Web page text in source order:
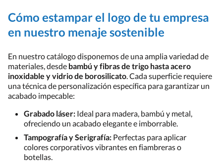
Cómo estampar el logo de tu empresa
en nuestro menaje sostenible
En nuestro catálogo disponemos de una amplia variedad de
materiales, desde bambú y fibras de trigo hasta acero
inoxidable y vidrio de borosilicato. Cada superficie requiere
una técnica de personalización específica para garantizar un
acabado impecable:
Grabado láser: Ideal para madera, bambú y metal,
ofreciendo un acabado elegante e imborrable.
Tampografía y Serigrafía: Perfectas para aplicar
colores corporativos vibrantes en fiambreras o
botellas.